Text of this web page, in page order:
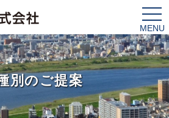
別のご提案